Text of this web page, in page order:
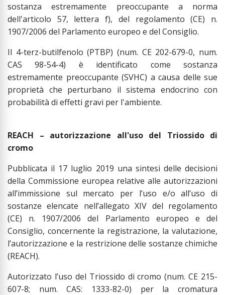
sostanza estremamente preoccupante a norma
dell'articolo 57, lettera f), del regolamento (CE) n.
1907/2006 del Parlamento europeo e del Consiglio.
Il 4-terz-butilfenolo (PTBP) (num. CE 202-679-0, num.
CAS 98-54-4) è identificato come sostanza
estremamente preoccupante (SVHC) a causa delle sue
proprietà che perturbano il sistema endocrino con
probabilità di effetti gravi per l'ambiente.
REACH – autorizzazione all'uso del Triossido di
cromo
Pubblicata il 17 luglio 2019 una sintesi delle decisioni
della Commissione europea relative alle autorizzazioni
all’immissione sul mercato per l’uso e/o all’uso di
sostanze elencate nell’allegato XIV del regolamento
(CE) n. 1907/2006 del Parlamento europeo e del
Consiglio, concernente la registrazione, la valutazione,
l’autorizzazione e la restrizione delle sostanze chimiche
(REACH).
Autorizzato l’uso del Triossido di cromo (num. CE 215-
607-8; num. CAS: 1333-82-0) per la cromatura